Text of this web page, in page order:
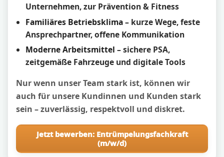
Unternehmen, zur Prävention & Fitness
Familiäres Betriebsklima– kurze Wege, feste
Ansprechpartner, offene Kommunikation
Moderne Arbeitsmittel – sichere PSA,
zeitgemäße Fahrzeuge und digitale Tools
Nur wenn unser Team stark ist, können wir
auch für unsere Kundinnen und Kunden stark
sein – zuverlässig, respektvoll und diskret.
Jetzt bewerben: Entrümpelungsfachkraft
(m/w/d)